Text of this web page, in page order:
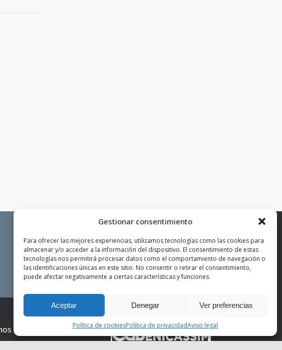
Gestionar consentimiento
Para ofrecer las mejores experiencias, utilizamos tecnologías como las cookies para
almacenar y/o acceder a la información del dispositivo. El consentimiento de estas
tecnologías nos permitirá procesar datos como el comportamiento de navegación o
las identificaciones únicas en este sitio. No consentir o retirar el consentimiento,
puede afectar negativamente a ciertas características y funciones.
Aceptar Denegar Ver preferencias
Política de cookiesPolítica de privacidadAviso legal
Envía un email